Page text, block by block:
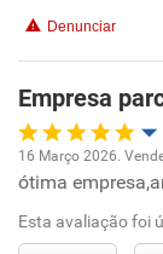
Denunciar
Empresa
Oportunidade
Ambiente de
16 Março 2026.
ótima
Esta avaliação foi